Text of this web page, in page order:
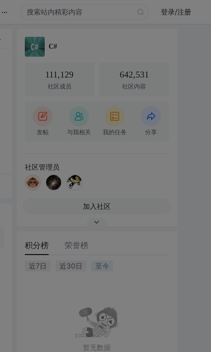
... 登录/注册
C#
111,129
社区成员
642,531
社区内容
发帖 与我相关 我的任务 分享
社区管理员
加入社区
积分榜 荣誉榜
近7日 近30日 至今
暂无数据